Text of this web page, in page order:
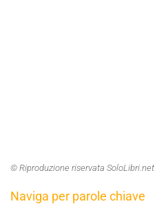
© Riproduzione riservata SoloLibri.net
Naviga per parole chiave